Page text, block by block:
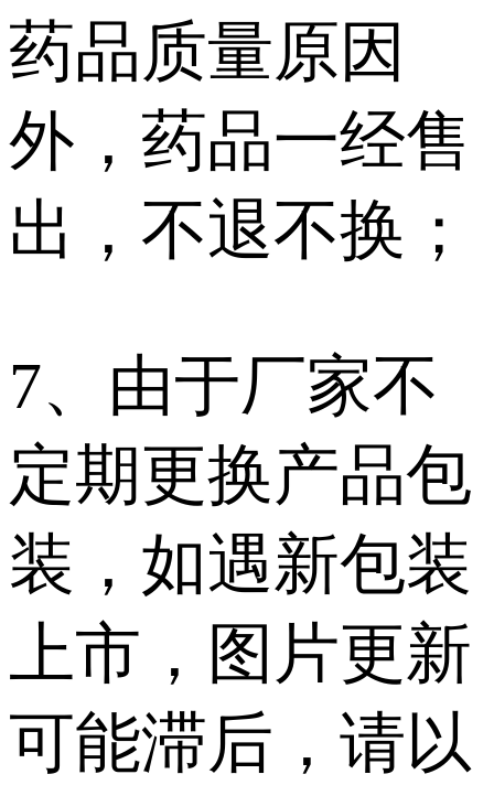
药品质量原因
外，药品一经售
出，不退不换；
7、由于厂家不
定期更换产品包
装，如遇新包装
上市，图片更新
可能滞后，请以